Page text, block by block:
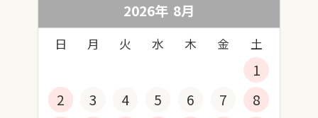
2026年 8月
日 月 火 水 木 金 土
1
2
3 4 5 6 7
8